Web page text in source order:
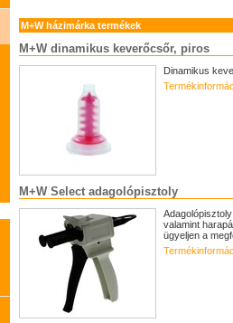
M+W házimárka termékek
M+W dinamikus keverőcsőr, piros
Dinamikus
M+W Select adagolópisztoly
valamint
ügyeljen a